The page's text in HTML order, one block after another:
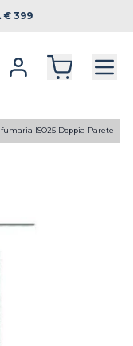
€ 399
ISO25 Doppia Parete